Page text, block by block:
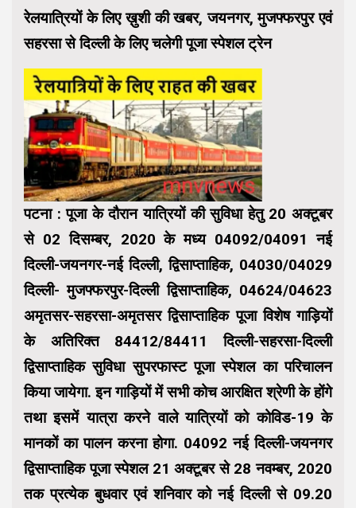
रेलयात्रियों के लिए ख़ुशी की खबर, जयनगर, मुजफ्फरपुर एवं
सहरसा से दिल्ली के लिए चलेगी पूजा स्पेशल ट्रेन
पटना : पूजा के दौरान यात्रियों की सुविधा हेतु 20 अक्टूबर
से 02 दिसम्बर, 2020 के मध्य 04092/04091 नई
दिल्ली-जयनगर-नई दिल्ली, द्विसाप्ताहिक, 04030/04029
दिल्ली- मुजफ्फरपुर-दिल्ली द्विसाप्ताहिक, 04624/04623
अमृतसर-सहरसा-अमृतसर द्विसाप्ताहिक पूजा विशेष गाड़ियों
के अतिरिक्त 84412/84411 दिल्ली-सहरसा-दिल्ली
द्विसाप्ताहिक सुविधा सुपरफास्ट पूजा स्पेशल का परिचालन
किया जायेगा. इन गाड़ियों में सभी कोच आरक्षित श्रेणी के होंगे
तथा इसमें यात्रा करने वाले यात्रियों को कोविड-19 के
मानकों का पालन करना होगा. 04092 नई दिल्ली-जयनगर
द्विसाप्ताहिक पूजा स्पेशल 21 अक्टूबर से 28 नवम्बर, 2020
तक प्रत्येक बुधवार एवं शनिवार को नई दिल्ली से 09.20